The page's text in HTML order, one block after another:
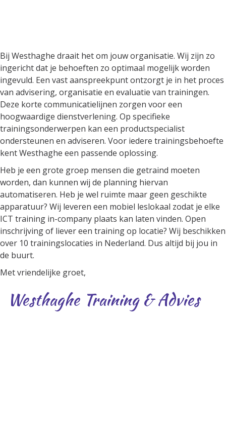
Bij Westhaghe draait het om jouw organisatie. Wij zijn zo
ingericht dat je behoeften zo optimaal mogelijk worden
ingevuld. Een vast aanspreekpunt ontzorgt je in het proces
van advisering, organisatie en evaluatie van trainingen.
Deze korte communicatielijnen zorgen voor een
hoogwaardige dienstverlening. Op specifieke
trainingsonderwerpen kan een productspecialist
ondersteunen en adviseren. Voor iedere trainingsbehoefte
kent Westhaghe een passende oplossing.
Heb je een grote groep mensen die getraind moeten
worden, dan kunnen wij de planning hiervan
automatiseren. Heb je wel ruimte maar geen geschikte
apparatuur? Wij leveren een mobiel leslokaal zodat je elke
ICT training in-company plaats kan laten vinden. Open
inschrijving of liever een training op locatie? Wij beschikken
over 10 trainingslocaties in Nederland. Dus altijd bij jou in
de buurt.
Met vriendelijke groet,
Westhaghe Training & Advies